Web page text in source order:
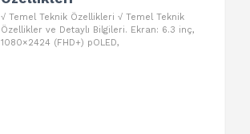
√ Temel Teknik Özellikleri √ Temel Teknik
Özellikler ve Detaylı Bilgileri. Ekran: 6.3 inç,
1080×2424 (FHD+) pOLED,